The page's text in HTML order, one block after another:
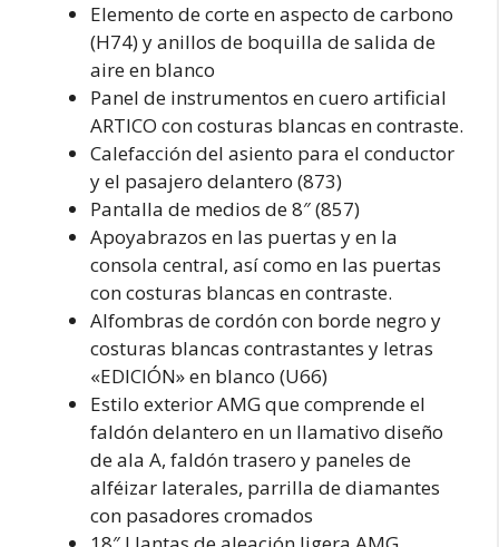
Elemento de corte en aspecto de carbono
(H74) y anillos de boquilla de salida de
aire en blanco
Panel de instrumentos en cuero artificial
ARTICO con costuras blancas en contraste.
Calefacción del asiento para el conductor
y el pasajero delantero (873)
Pantalla de medios de 8″ (857)
Apoyabrazos en las puertas y en la
consola central, así como en las puertas
con costuras blancas en contraste.
Alfombras de cordón con borde negro y
costuras blancas contrastantes y letras
«EDICIÓN» en blanco (U66)
Estilo exterior AMG que comprende el
faldón delantero en un llamativo diseño
de ala A, faldón trasero y paneles de
alféizar laterales, parrilla de diamantes
con pasadores cromados